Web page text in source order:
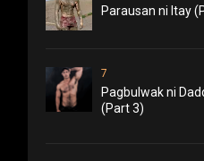
Parausan ni Itay
7
Pagbulwak ni
(Part 3)